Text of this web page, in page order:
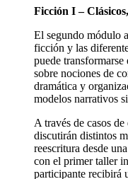
Ficción I –
El segundo módulo
ficción y las
puede
sobre nociones de
dramática y
modelos narrativos
A través de casos
discutirán distintos
reescritura desde
con el primer taller
participante recibirá